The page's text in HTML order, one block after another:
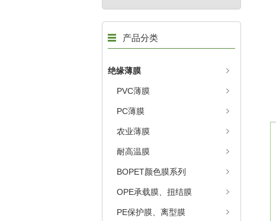
产品分类
绝缘薄膜
PVC薄膜
PC薄膜
农业薄膜
耐高温膜
BOPET颜色膜系列
OPE承载膜、扭结膜
PE保护膜、离型膜